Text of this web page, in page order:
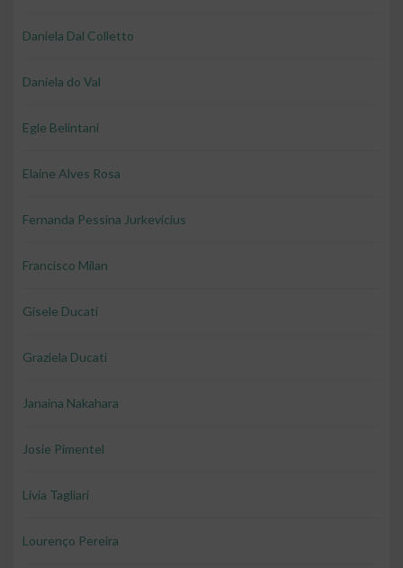
Daniela Dal Colletto
Daniela do Val
Egle Belintani
Elaine Alves Rosa
Fernanda Pessina Jurkevicius
Francisco Milan
Gisele Ducati
Graziela Ducati
Janaina Nakahara
Josie Pimentel
Livia Tagliari
Lourenço Pereira